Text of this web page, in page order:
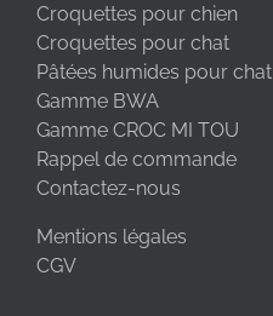
Croquettes pour chien
Croquettes pour chat
Pâtées humides pour chat
Gamme BWA
Gamme CROC MI TOU
Rappel de commande
Contactez-nous
Mentions légales
CGV